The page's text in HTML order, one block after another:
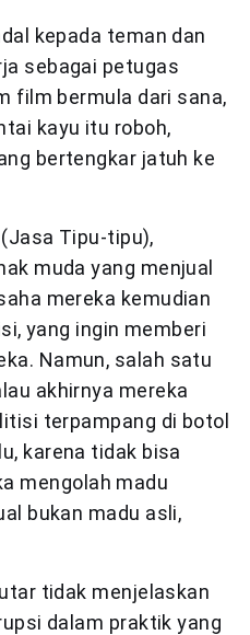
kepada teman dan
sebagai petugas
film bermula dari sana,
kayu itu roboh,
bertengkar jatuh ke
Tipu-tipu),
muda yang menjual
mereka kemudian
yang ingin memberi
Namun, salah satu
akhirnya mereka
terpampang di botol
karena tidak bisa
mengolah madu
bukan madu asli,
tidak menjelaskan
dalam praktik yang